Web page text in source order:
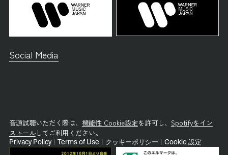
Social Media
音源試聴いただく際は、 機能性 Cookie設定を許可し、 Spotifyをイン
ストールしてご利用ください。
Privacy Policy Terms of Use クッキーポリシー Cookie 設定